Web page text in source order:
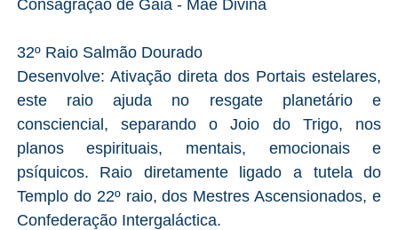
Consagração de Gaia - Mãe Divina
32º Raio Salmão Dourado
Desenvolve: Ativação direta dos Portais estelares,
este raio ajuda no resgate planetário e
consciencial, separando o Joio do Trigo, nos
planos espirituais, mentais, emocionais e
psíquicos. Raio diretamente ligado a tutela do
Templo do 22º raio, dos Mestres Ascensionados, e
Confederação Intergaláctica.